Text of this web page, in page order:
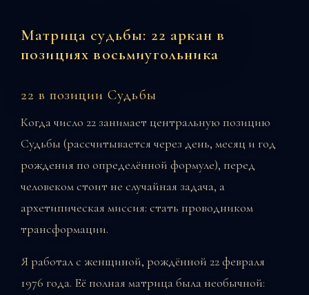
Матрица судьбы: 22 аркан в
позициях восьмиугольника
22 в позиции Судьбы
Когда число 22 занимает центральную позицию
Судьбы (рассчитывается через день, месяц и год
рождения по определённой формуле), перед
человеком стоит не случайная задача, а
архетипическая миссия: стать проводником
трансформации.
Я работал с женщиной, рождённой 22 февраля
1976 года. Её полная матрица была необычной: